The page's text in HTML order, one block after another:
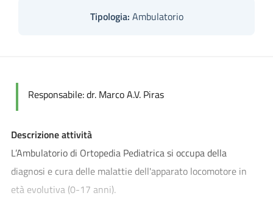
Tipologia: Ambulatorio
Responsabile:dr. Marco A.V. Piras
Descrizione attività
L’Ambulatorio di Ortopedia Pediatrica si occupa della
diagnosi e cura delle malattie dell'apparato locomotore in
età evolutiva (0-17 anni).